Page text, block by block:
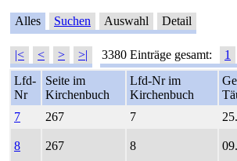
Alles Suchen Auswahl Detail
|< < > >| 3380 Einträge gesamt: 1
Lfd-
Nr
Seite im
Kirchenbuch
Lfd-Nr im
Kirchenbuch
7
267 7
8 267 8